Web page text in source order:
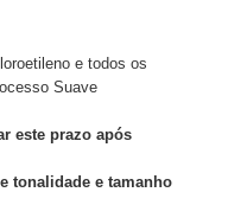
e todos os
Suave
este prazo após
tonalidade e tamanho